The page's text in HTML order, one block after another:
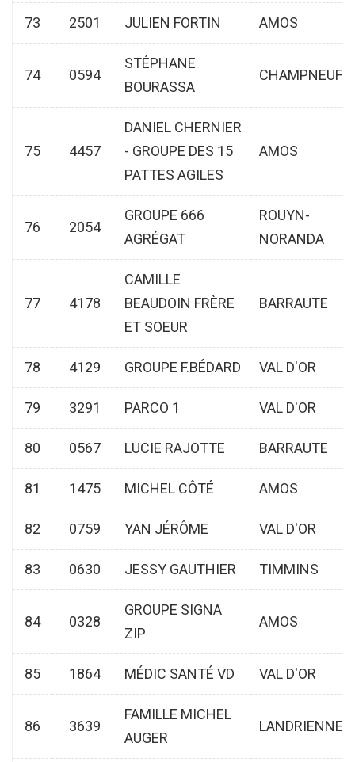
73 2501 JULIEN FORTIN AMOS
74 0594
STÉPHANE
BOURASSA
CHAMPNEUF
75 4457
DANIEL CHERNIER
- GROUPE DES 15
PATTES AGILES
AMOS
76 2054
GROUPE 666
AGRÉGAT
ROUYN-
NORANDA
77 4178
CAMILLE
BEAUDOIN FRÈRE
ET SOEUR
BARRAUTE
78 4129 GROUPE F.BÉDARD VAL D'OR
79 3291 PARCO 1 VAL D'OR
80 0567 LUCIE RAJOTTE BARRAUTE
81 1475 MICHEL CÔTÉ AMOS
82 0759 YAN JÉRÔME VAL D'OR
83 0630 JESSY GAUTHIER TIMMINS
84 0328
GROUPE SIGNA
ZIP
AMOS
85 1864 MÉDIC SANTÉ VD VAL D'OR
86 3639
FAMILLE MICHEL
AUGER
LANDRIENNE